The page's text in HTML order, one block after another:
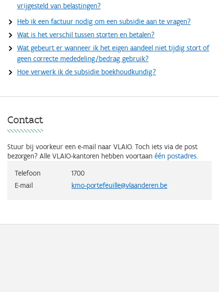
vrijgesteld van belastingen?
Heb ik een factuur nodig om een subsidie aan te vragen?
Wat is het verschil tussen storten en betalen?
Wat gebeurt er wanneer ik het eigen aandeel niet tijdig stort of
geen correcte mededeling/bedrag gebruik?
Hoe verwerk ik de subsidie boekhoudkundig?
Contact
Stuur bij voorkeur een e-mail naar VLAIO. Toch iets via de post
bezorgen? Alle VLAIO-kantoren hebben voortaan één postadres.
Telefoon
1700
E-mail
kmo-portefeuille@vlaanderen.be